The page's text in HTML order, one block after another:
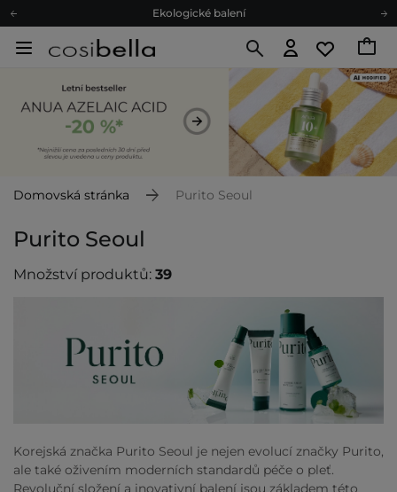
Ekologické balení
Doporučovací Program
Darkové karty
Ekologické balení
Domovská stránka Purito Seoul
Purito Seoul
Množství produktů: 39
Korejská značka Purito Seoul je nejen evolucí značky Purito,
ale také oživením moderních standardů péče o pleť.
Revoluční složení a inovativní balení jsou základem této